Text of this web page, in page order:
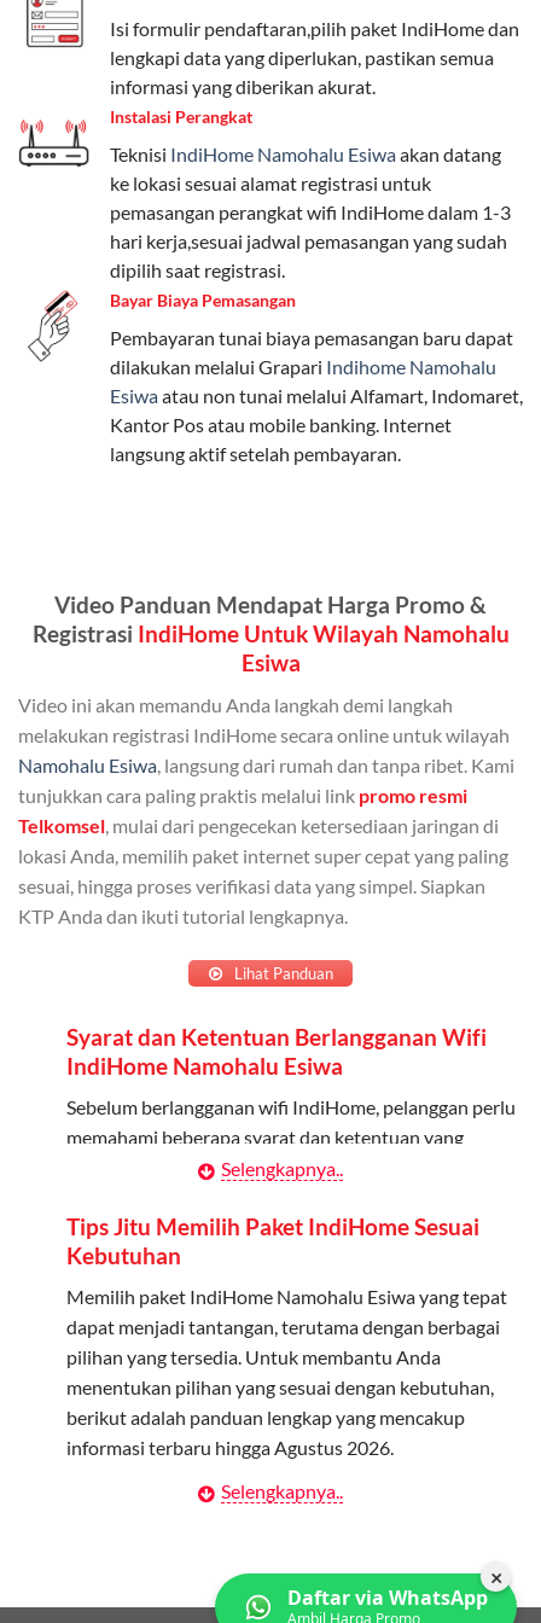
beragam, mulai dari paket hemat hingga premium.
Pengguna bisa memilih sesuai kebutuhan, baik untuk
internet, komunikasi, atau hiburan.
Paket Easy cocok untuk kebutuhan dasar, Paket
Complete untuk yang menginginkan fitur lengkap,
dan Paket Dynamic IP untuk pengguna yang
memprioritaskan kecepatan internet tinggi.
Paket Telkomsel One dengan Kuota Keluarga
Salah satu fitur unggulan Telkomsel One adalah Paket
Kuota Keluarga. Dengan kuota hingga 30 GB, Anda
bisa membagikan internet kepada anggota keluarga
atau teman tanpa perlu khawatir kehabisan kuota.
Berikut adalah detailnya:
Bisa Dibagi Hingga 5 Anggota
Admin dapat mendaftarkan hingga 5 anggota
keluarga atau teman untuk menggunakan kuota ini.
Berlaku Nasional
Kuota keluarga bisa digunakan di seluruh Indonesia
untuk jaringan 2G, 3G, dan 4G.
Tidak Berlaku untuk Roaming
Kuota ini hanya bisa digunakan di dalam negeri.
Cara Menggunakan Kuota Keluarga
Daftarkan Anggota: Admin dapat mendaftarkan anggota
melalui aplikasi MyTelkomsel atau website Telkomsel One.
Bagikan Kuota: Setelah terdaftar, anggota bisa langsung
menggunakan kuota keluarga.
Pantau Penggunaan: Admin dapat memantau penggunaan
Isi formulir pendaftaran,pilih paket IndiHome dan
lengkapi data yang diperlukan, pastikan semua
informasi yang diberikan akurat.
Instalasi Perangkat
Teknisi IndiHome Namohalu Esiwaakan datang
ke lokasi sesuai alamat registrasi untuk
pemasangan perangkat wifi IndiHome dalam 1-3
hari kerja,sesuai jadwal pemasangan yang sudah
dipilih saat registrasi.
Bayar Biaya Pemasangan
Pembayaran tunai biaya pemasangan baru dapat
dilakukan melalui Grapari Indihome Namohalu
Esiwaatau non tunai melalui Alfamart, Indomaret,
Kantor Pos atau mobile banking. Internet
langsung aktif setelah pembayaran.
Video Panduan Mendapat Harga Promo &
Registrasi IndiHome Untuk Wilayah Namohalu
Esiwa
Video ini akan memandu Anda langkah demi langkah
melakukan registrasi IndiHome secara online untuk wilayah
Namohalu Esiwa , langsung dari rumah dan tanpa ribet. Kami
tunjukkan cara paling praktis melalui link promo resmi
Telkomsel , mulai dari pengecekan ketersediaan jaringan di
lokasi Anda, memilih paket internet super cepat yang paling
sesuai, hingga proses verifikasi data yang simpel. Siapkan
KTP Anda dan ikuti tutorial lengkapnya.
Lihat Panduan
Syarat dan Ketentuan Berlangganan Wifi
IndiHome Namohalu Esiwa
Sebelum berlangganan wifi IndiHome, pelanggan perlu
memahami beberapa syarat dan ketentuan yang
Kontrak Berlangganan
Pelanggan harus menandatangani Kontrak
Berlangganan yang mencakup data pelanggan, jenis
layanan indihome Namohalu Esiwa yang dipilih, serta
syarat dan ketentuan yang berlaku. Kontrak ini dapat
diubah atau ditambah sesuai kebutuhan.
Biaya Pasang Baru (PSB)
perangkat CPE (Customer Premises Equipment)
dilakukan sebelum layanan wifi indiHome dapat
Selengkapnya..
Tips Jitu Memilih Paket IndiHome Sesuai
Kebutuhan
Memilih paket IndiHome Namohalu Esiwa yang tepat
dapat menjadi tantangan, terutama dengan berbagai
pilihan yang tersedia. Untuk membantu Anda
menentukan pilihan yang sesuai dengan kebutuhan,
berikut adalah panduan lengkap yang mencakup
informasi terbaru hingga Agustus 2026.
Menentukan Kebutuhan Kecepatan Internet
Namohalu Esiwa adalah memahami kebutuhan
kecepatan wifi IndiHome yang anda butuhkan. Berikut
Selengkapnya..
×
Daftar via WhatsApp
Ambil Harga Promo